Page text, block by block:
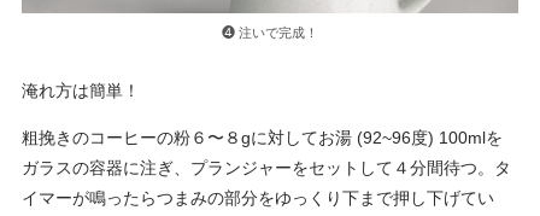
❹ 注いで完成！
淹れ方は簡単！
粗挽きのコーヒーの粉６〜８gに対してお湯 (92~96度) 100mlを
ガラスの容器に注ぎ、プランジャーをセットして４分間待つ。タ
イマーが鳴ったらつまみの部分をゆっくり下まで押し下げてい